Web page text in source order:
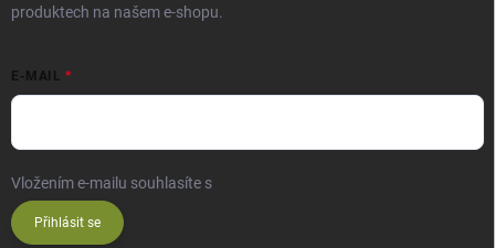
produktech na našem e-shopu.
E-MAIL
Vložením e-mailu souhlasíte s
Přihlásit se